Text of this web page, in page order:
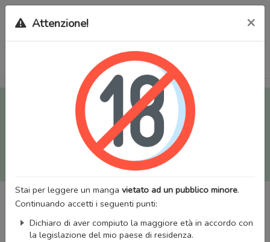
Tutti i Doujinshi e Manga per adulti (+18) sono stati trasferiti
sul nostro nuovo sito (
mangaworldadult.net
); invece, per i
Manga classici, puoi utilizzare
MangaWorld
Potrai effettuare illogincon il tuo account di MangaWorld
tutti i dati sono condivisi tra i due siti,
perderai alcun dato, inclusi bookmarks e premium
Attenzione! ×
Stai per leggere un manga vietato ad un pubblico minore.
Continuando accetti i seguenti punti:
Dichiaro di aver compiuto la maggiore età in accordo con
la legislazione del mio paese di residenza.